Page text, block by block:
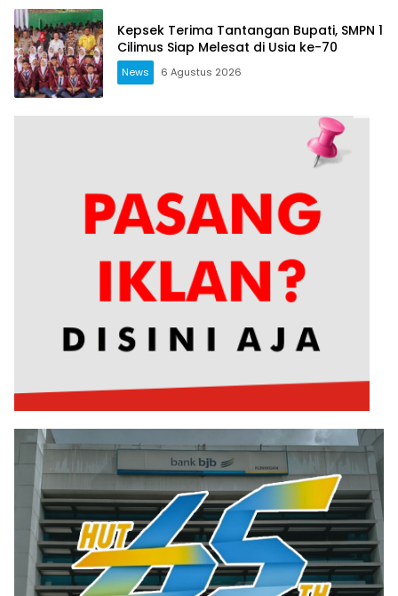
Kepsek Terima Tantangan Bupati, SMPN 1
Cilimus Siap Melesat di Usia ke-70
News 6 Agustus 2026